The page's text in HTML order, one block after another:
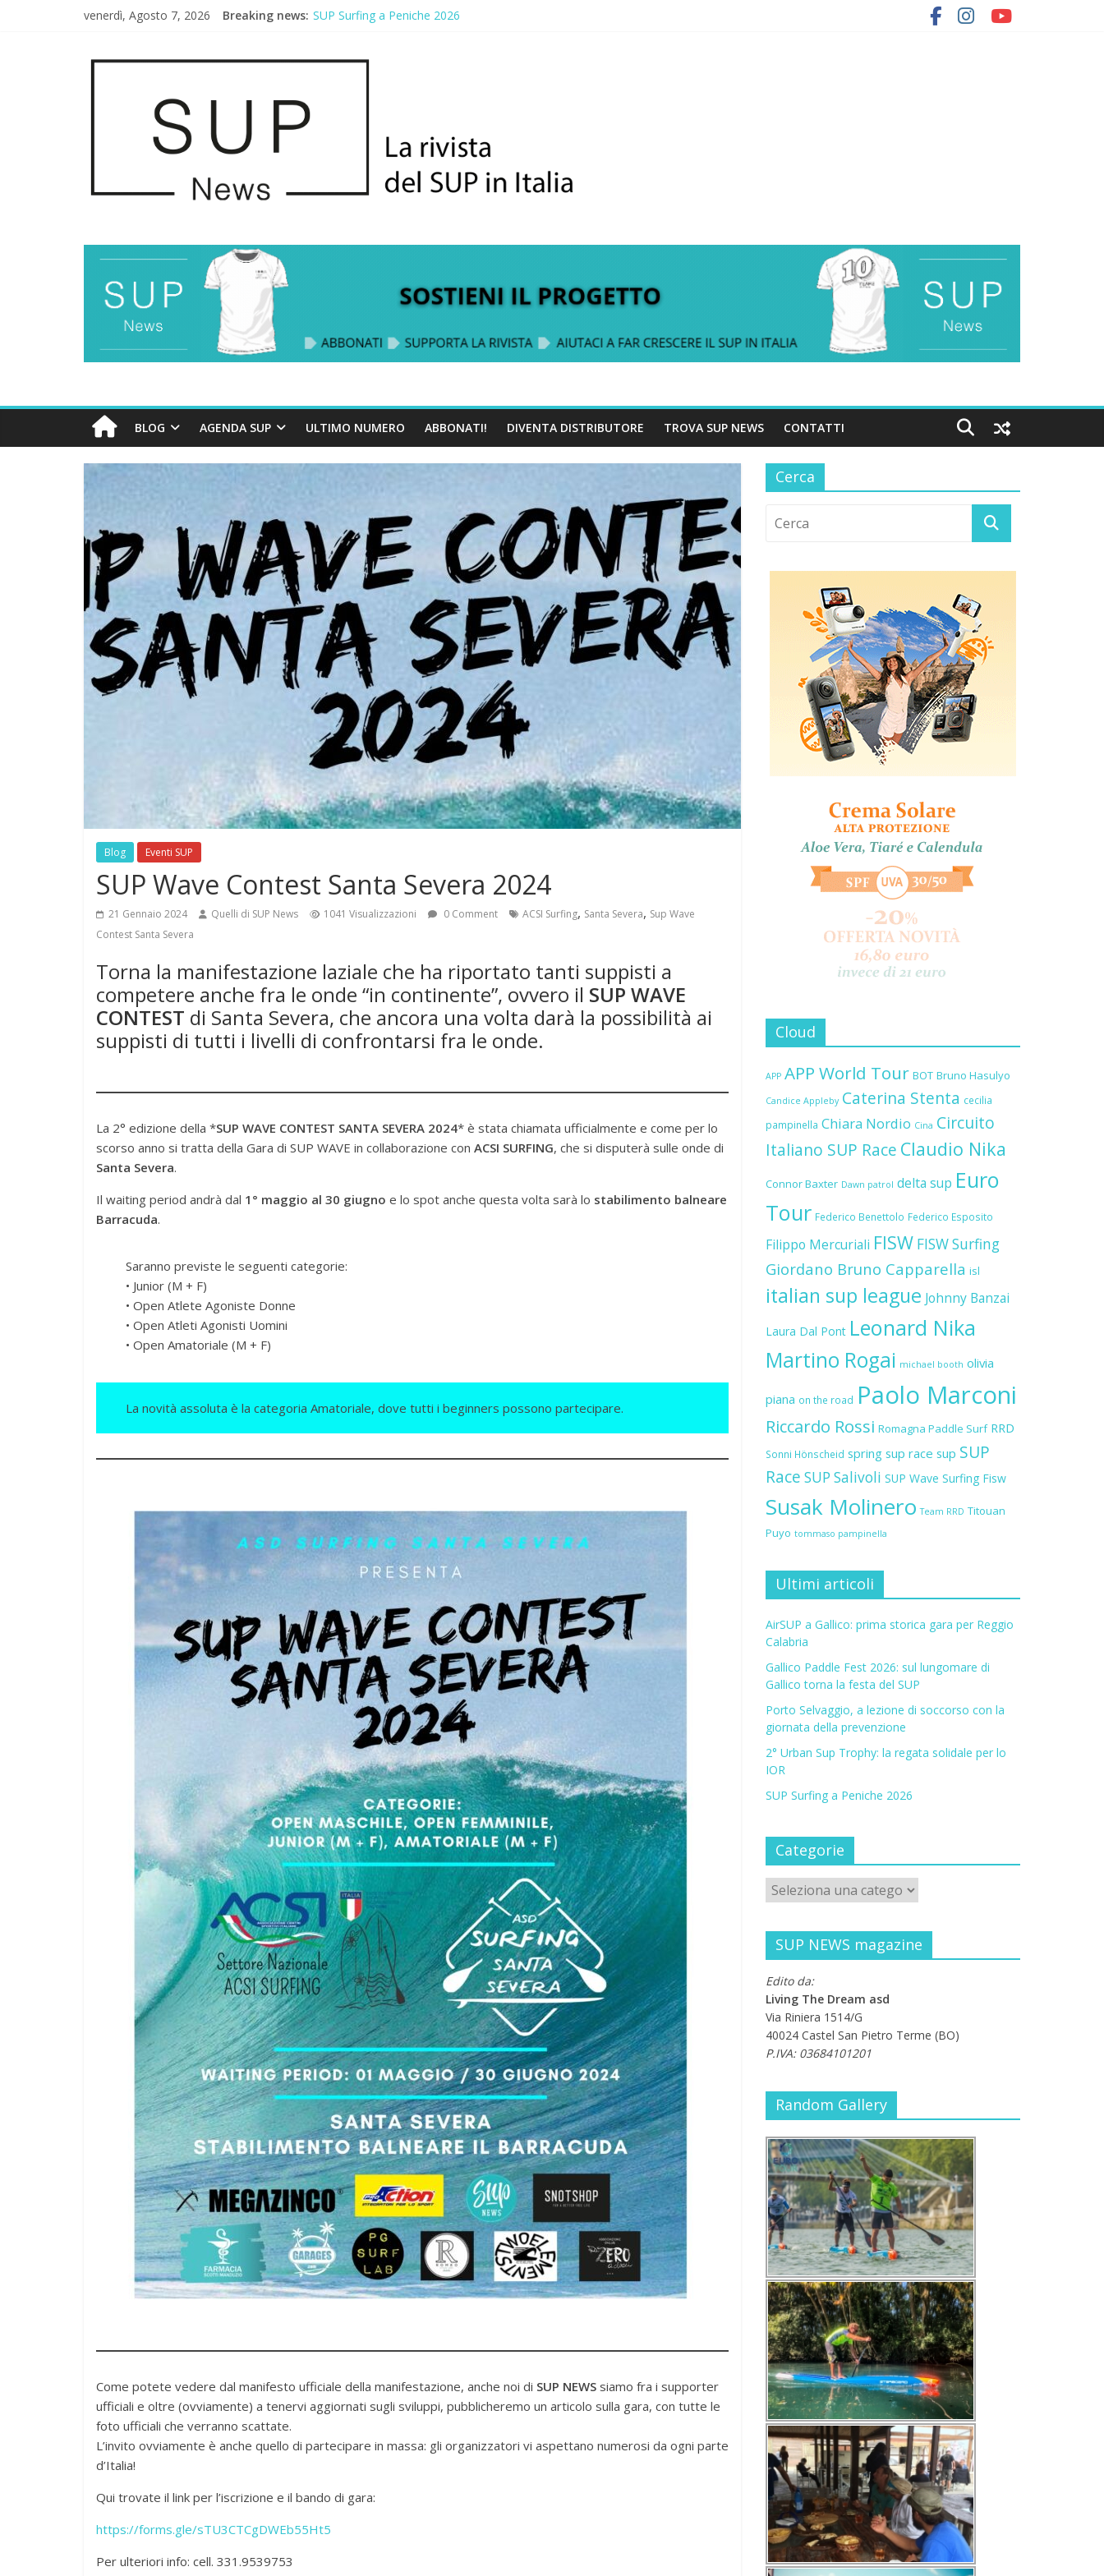
venerdì, Agosto 7, 2026 Breaking news: SUP Surfing a Peniche 2026
BLOG AGENDA SUP ULTIMO NUMERO ABBONATI! DIVENTA DISTRIBUTORE TROVA SUP NEWS CONTATTI
Blog Eventi SUP
SUP Wave Contest Santa Severa 2024
21 Gennaio 2024 Quelli di SUP News 1041 Visualizzazioni 0 Comment ACSI Surfing, Santa Severa, Sup Wave
Contest Santa Severa
Torna la manifestazione laziale che ha riportato tanti suppisti a
competere anche fra le onde “in continente”, ovvero il SUP WAVE
CONTEST di Santa Severa, che ancora una volta darà la possibilità ai
suppisti di tutti i livelli di confrontarsi fra le onde.
La 2° edizione della *SUP WAVE CONTEST SANTA SEVERA 2024* è stata chiamata ufficialmente e come per lo
scorso anno si tratta della Gara di SUP WAVE in collaborazione con ACSI SURFING, che si disputerà sulle onde di
Santa Severa.
Il waiting period andrà dal 1° maggio al 30 giugno e lo spot anche questa volta sarà lo stabilimento balneare
Barracuda.
Saranno previste le seguenti categorie:
• Junior (M + F)
• Open Atlete Agoniste Donne
• Open Atleti Agonisti Uomini
• Open Amatoriale (M + F)
La novità assoluta è la categoria Amatoriale, dove tutti i beginners possono partecipare.
Come potete vedere dal manifesto ufficiale della manifestazione, anche noi di SUP NEWS siamo fra i supporter
ufficiali e oltre (ovviamente) a tenervi aggiornati sugli sviluppi, pubblicheremo un articolo sulla gara, con tutte le
foto ufficiali che verranno scattate.
L’invito ovviamente è anche quello di partecipare in massa: gli organizzatori vi aspettano numerosi da ogni parte
d’Italia!
Qui trovate il link per l’iscrizione e il bando di gara:
https://forms.gle/sTU3CTCgDWEb55Ht5
Per ulteriori info: cell. 331.9539753
Cerca
Cloud
APP APP World Tour BOT Bruno Hasulyo
Candice Appleby Caterina Stenta cecilia
pampinella Chiara Nordio Cina Circuito
Italiano SUP Race Claudio Nika
Connor Baxter Dawn patrol delta sup Euro
Tour Federico Benettolo Federico Esposito
Filippo Mercuriali FISW FISW Surfing
Giordano Bruno Capparella isl
italian sup league Johnny Banzai
Laura Dal Pont Leonard Nika
Martino Rogai michael booth olivia
piana on the road Paolo Marconi
Riccardo Rossi Romagna Paddle Surf RRD
Sonni Hönscheid spring sup race sup SUP
Race SUP Salivoli SUP Wave Surfing Fisw
Susak Molinero Team RRD Titouan
Puyo tommaso pampinella
Ultimi articoli
AirSUP a Gallico: prima storica gara per Reggio
Calabria
Gallico Paddle Fest 2026: sul lungomare di
Gallico torna la festa del SUP
Porto Selvaggio, a lezione di soccorso con la
giornata della prevenzione
2° Urban Sup Trophy: la regata solidale per lo
IOR
SUP Surfing a Peniche 2026
Categorie
SUP NEWS magazine
Edito da:
Living The Dream asd
Via Riniera 1514/G
40024 Castel San Pietro Terme (BO)
P.IVA: 03684101201
Random Gallery